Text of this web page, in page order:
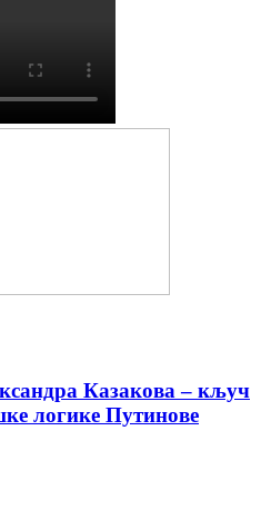
Казакова – кључ
логике Путинове